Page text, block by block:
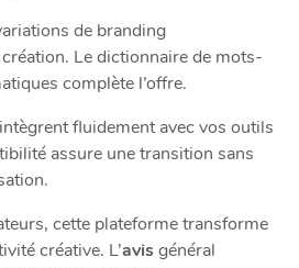
de branding
Le dictionnaire de mots-
complète l’offre.
fluidement avec vos outils
assure une transition sans
cette plateforme transforme
créative. L’avisgénéral